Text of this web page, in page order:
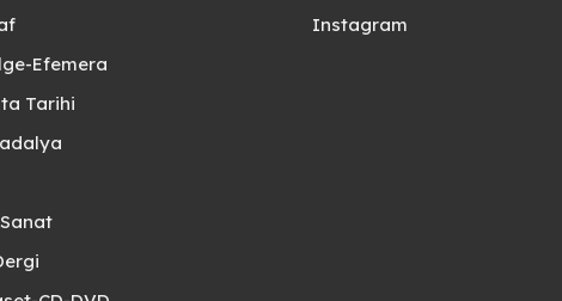
Efemera
Tarihi
Instagram